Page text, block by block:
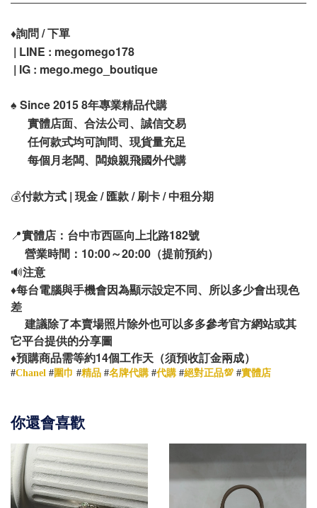
♦️詢問 / 下單
| LINE : megomego178
| IG : mego.mego_boutique
♠️ Since 2015 8年專業精品代購
實體店面、合法公司、誠信交易
任何款式均可詢問、現貨量充足
每個月老闆、闆娘親飛國外代購
💰付款方式 | 現金 / 匯款 / 刷卡 / 中租分期
📍實體店：台中市西區向上北路182號
營業時間：10:00～20:00（提前預約）
🔊注意
♦️每台電腦與手機會因為顯示設定不同、所以多少會出現色
差
建議除了本賣場照片除外也可以多多參考官方網站或其
它平台提供的分享圖
♦️預購商品需等約14個工作天（須預收訂金兩成）
#Chanel #圍巾 #精品 #名牌代購 #代購 #絕對正品💯 #實體店
你還會喜歡